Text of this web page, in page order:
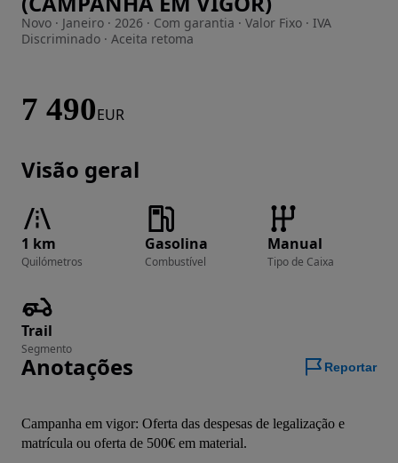
Novo · Janeiro · 2026 · Com garantia · Valor Fixo · IVA
Discriminado · Aceita retoma
7 490EUR
Visão geral
1 km
Quilómetros
Gasolina
Combustível
Manual
Tipo de Caixa
Trail
Segmento
Anotações Reportar
Campanha em vigor: Oferta das despesas de legalização e
matrícula ou oferta de 500€ em material.